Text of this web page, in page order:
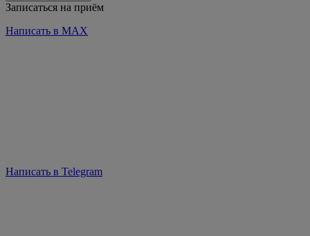
Записаться на приём
Написать в MAX
Написать в Telegram